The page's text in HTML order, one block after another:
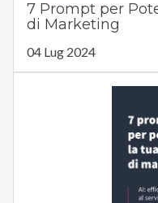
7 Prompt per
di Marketing
04 Lug 2024